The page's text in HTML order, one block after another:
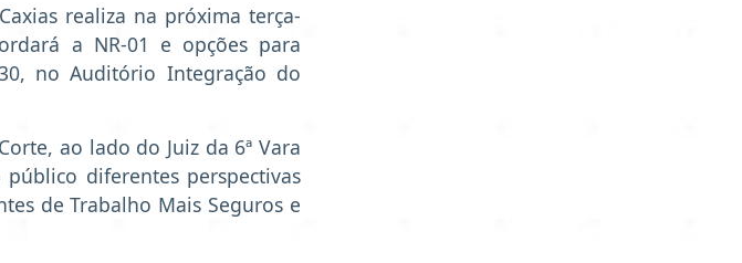
realiza na próxima terça-
a NR-01 e opções para
no Auditório Integração do
ao lado do Juiz da 6ª Vara
diferentes perspectivas
de Trabalho Mais Seguros e